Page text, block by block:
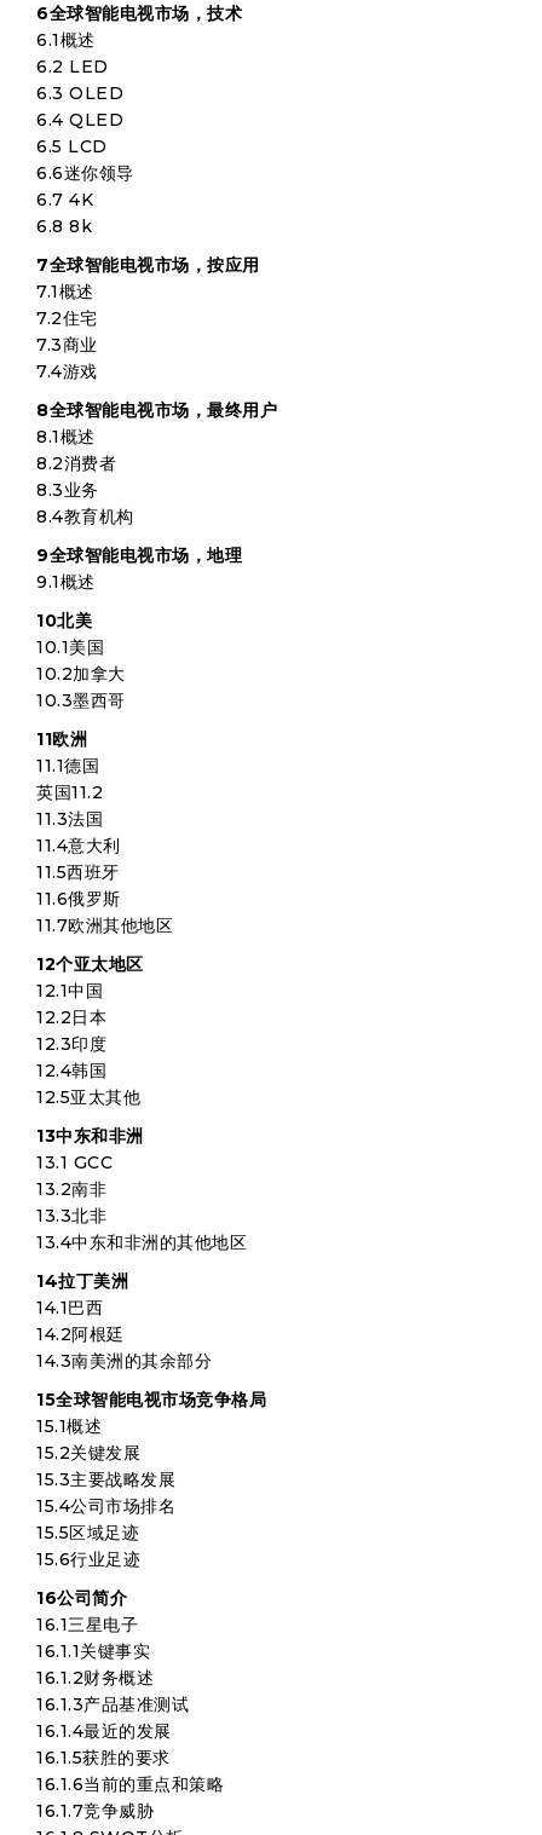
6全球智能电视市场，技术
6.1概述
6.2 LED
6.3 OLED
6.4 QLED
6.5 LCD
6.6迷你领导
6.7 4K
6.8 8k
7全球智能电视市场，按应用
7.1概述
7.2住宅
7.3商业
7.4游戏
8全球智能电视市场，最终用户
8.1概述
8.2消费者
8.3业务
8.4教育机构
9全球智能电视市场，地理
9.1概述
10北美
10.1美国
10.2加拿大
10.3墨西哥
11欧洲
11.1德国
英国11.2
11.3法国
11.4意大利
11.5西班牙
11.6俄罗斯
11.7欧洲其他地区
12个亚太地区
12.1中国
12.2日本
12.3印度
12.4韩国
12.5亚太其他
13中东和非洲
13.1 GCC
13.2南非
13.3北非
13.4中东和非洲的其他地区
14拉丁美洲
14.1巴西
14.2阿根廷
14.3南美洲的其余部分
15全球智能电视市场竞争格局
15.1概述
15.2关键发展
15.3主要战略发展
15.4公司市场排名
15.5区域足迹
15.6行业足迹
16公司简介
16.1三星电子
16.1.1关键事实
16.1.2财务概述
16.1.3产品基准测试
16.1.4最近的发展
16.1.5获胜的要求
16.1.6当前的重点和策略
16.1.7竞争威胁